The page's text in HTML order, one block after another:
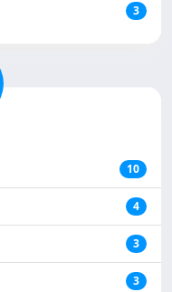
3
10
4
3
3